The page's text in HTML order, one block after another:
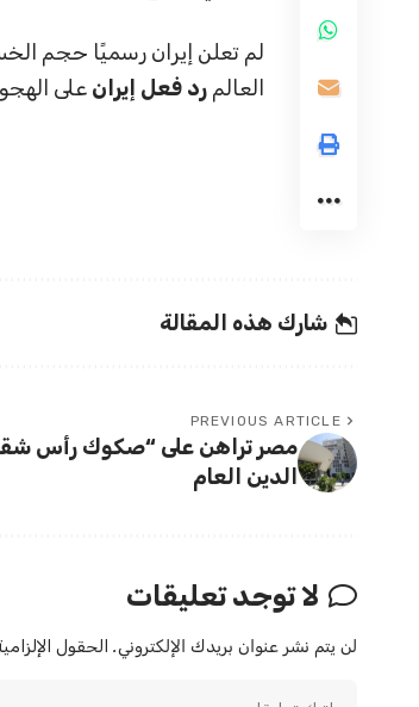
لم تعلن إيران رسميًا حجم
العالم رد فعل إيران على
شارك هذه المقالة
PREVIOUS ARTICLE
مصر تراهن على “صكوك رأس
الدين العام
لا توجد تعليقات
لن يتم نشر عنوان بريدك الإلكتروني. الحقول